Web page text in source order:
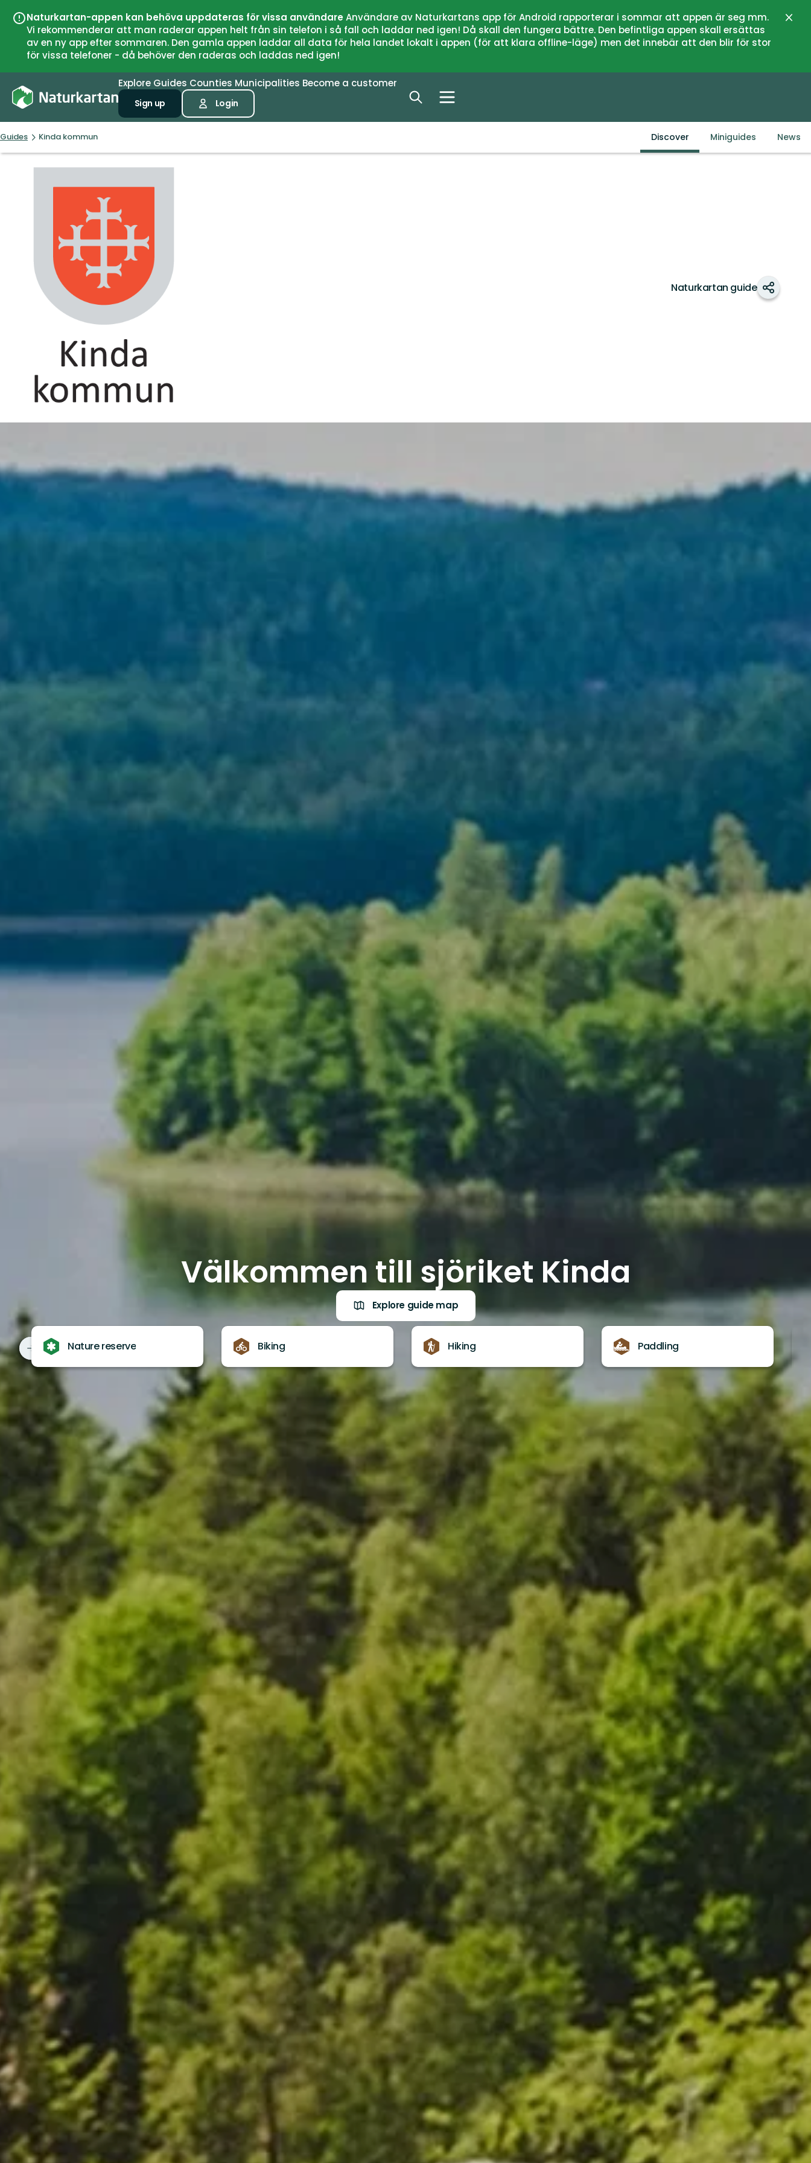
Naturkartan-appen kan behöva uppdateras för vissa användareAnvändare av Naturkartans app för Android rapporterar i sommar att appen är seg mm.
Vi rekommenderar att man raderar appen helt från sin telefon i så fall och laddar ned igen! Då skall den fungera bättre. Den befintliga appen skall ersättas
av en ny app efter sommaren. Den gamla appen laddar all data för hela landet lokalt i appen (för att klara offline-läge) men det innebär att den blir för stor
för vissa telefoner - då behöver den raderas och laddas ned igen!
Close
Explore Guides Counties Municipalities Become a customer
Sign up Login
Guides Kinda kommun Discover Miniguides News
Naturkartan guide Share
Välkommen till sjöriket Kinda
Explore guide map
Nature reserve Biking Hiking Paddling